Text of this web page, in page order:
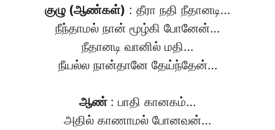
குழு (ஆண்கள்) : தீரா நதி நீதானடி…
நீந்தாமல் நான் மூழ்கி போனேன்…
நீதானடி வானில் மதி…
நீயல்ல நான்தானே தேய்ந்தேன்…
ஆண் : பாதி கானகம்…
அதில் காணாமல் போனவன்…